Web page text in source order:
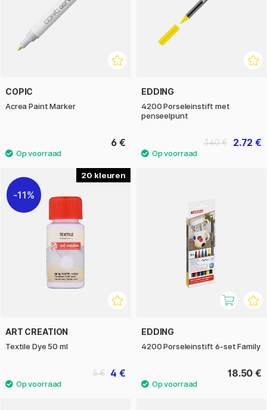
COPIC
Acrea Paint Marker
6 €
EDDING
4200 Porseleinstift met
penseelpunt
2.72 €
3.40 €
20
11%
ART CREATION
Textile Dye 50 ml
4 €
5 €
EDDING
4200 Porseleinstift 6-set Family
18.50 €